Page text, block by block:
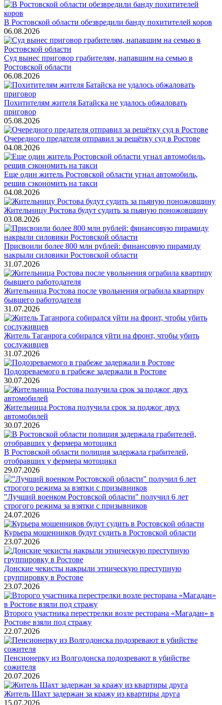
В Ростовской области обезвредили банду похитителей коров
06.08.2026
Суд вынес приговор грабителям, напавшим на семью в
Ростовской области
06.08.2026
Похитителям жителя Батайска не удалось обжаловать
приговор
05.08.2026
Очередного предателя отправил за решётку суд в Ростове
04.08.2026
Еще один житель Ростовской области угнал автомобиль,
решив сэкономить на такси
04.08.2026
Жительницу Ростова будут судить за пьяную поножовщину
03.08.2026
Присвоили более 800 млн рублей: финансовую пирамиду
накрыли силовики Ростовской области
31.07.2026
Жительница Ростова после увольнения ограбила квартиру
бывшего работодателя
31.07.2026
Житель Таганрога собирался уйти на фронт, чтобы убить
сослуживцев
31.07.2026
Подозреваемого в грабеже задержали в Ростове
30.07.2026
Жительница Ростова получила срок за поджог двух
автомобилей
30.07.2026
В Ростовской области полиция задержала грабителей,
отобравших у фермера мотоцикл
29.07.2026
"Лучший военком Ростовской области" получил 6 лет
строгого режима за взятки с призывников
24.07.2026
Курьера мошенников будут судить в Ростовской области
23.07.2026
Донские чекисты накрыли этническую преступную
группировку в Ростове
23.07.2026
Второго участника перестрелки возле ресторана «Магадан» в
Ростове взяли под стражу
22.07.2026
Пенсионерку из Волгодонска подозревают в убийстве
сожителя
20.07.2026
Житель Шахт задержан за кражу из квартиры друга
15.07.2026